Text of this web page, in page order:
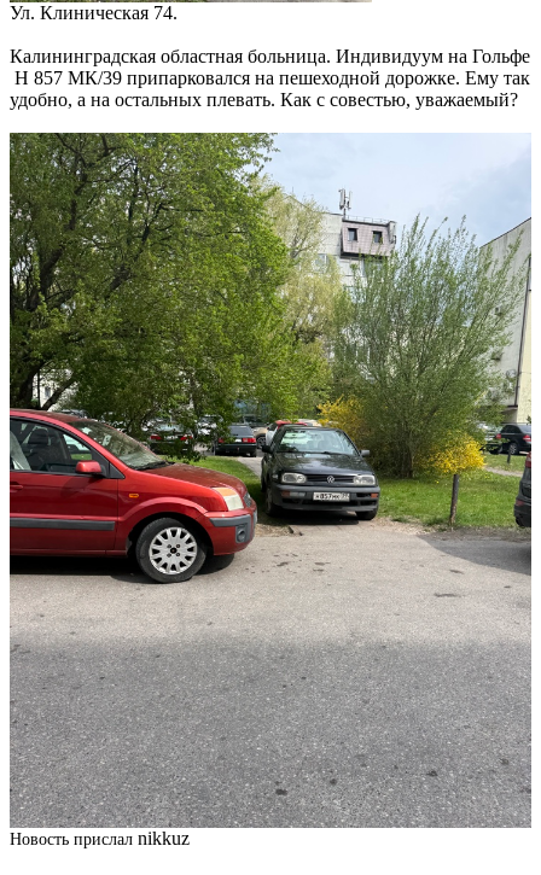
Ул. Клиническая 74.
Калининградская областная больница. Индивидуум на Гольфе
Н 857 МК/39 припарковался на пешеходной дорожке. Ему так
удобно, а на остальных плевать. Как с совестью, уважаемый?
Новость прислал nikkuz